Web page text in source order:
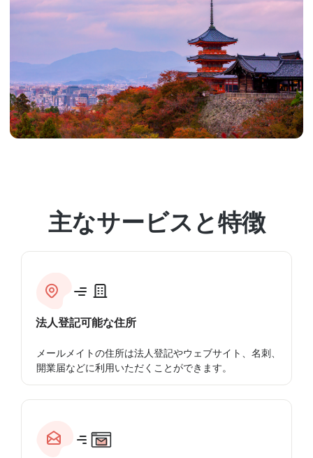
主なサービスと特徴
法人登記可能な住所
メールメイトの住所は法人登記やウェブサイト、名刺、
開業届などに利用いただくことができます。